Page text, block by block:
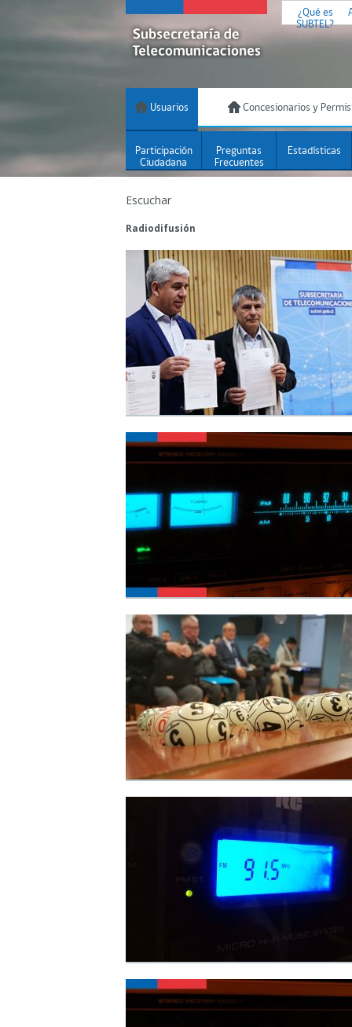
¿Qué es
SUBTEL?
Usuarios Concesionarios y
Participación
Ciudadana
Preguntas
Frecuentes
Estadísticas
Escuchar
Radiodifusión